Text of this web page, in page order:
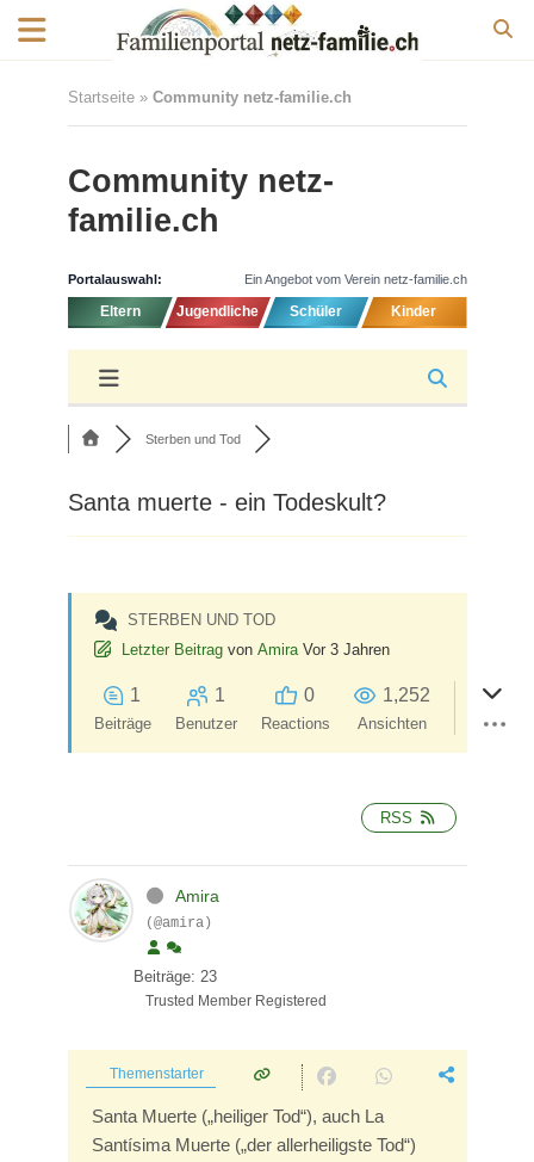
Startseite» Community netz-familie.ch
Community netz-
familie.ch
Portalauswahl: Ein Angebot vom Verein netz-familie.ch
Eltern Jugendliche Schüler Kinder
Sterben und Tod
Santa muerte - ein Todeskult?
STERBEN UND TOD
Letzter Beitrag von Amira Vor 3 Jahren
1
Beiträge
1
Benutzer
0
Reactions
1,252
Ansichten
RSS
Amira
(@amira)
Beiträge: 23
Trusted Member Registered
Themenstarter
Santa Muerte („heiliger Tod“), auch La
Santísima Muerte („der allerheiligste Tod“)